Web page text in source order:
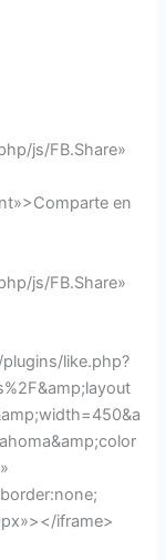
js/FB.Share»
en
js/FB.Share»
like.php?
iframe>